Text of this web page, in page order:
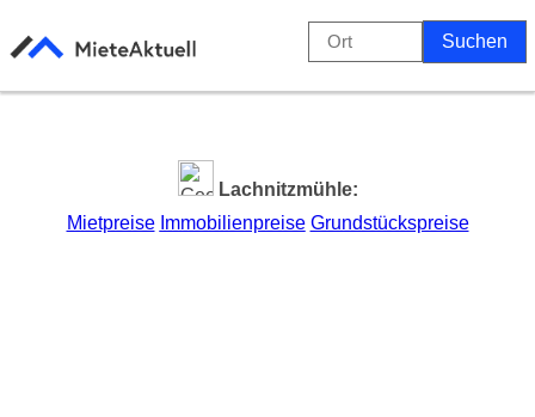
Lachnitzmühle:
Mietpreise Immobilienpreise Grundstückspreise